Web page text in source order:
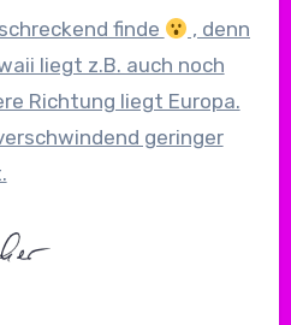
finde
, denn
liegt z.B. auch noch
Richtung liegt Europa.
geringer